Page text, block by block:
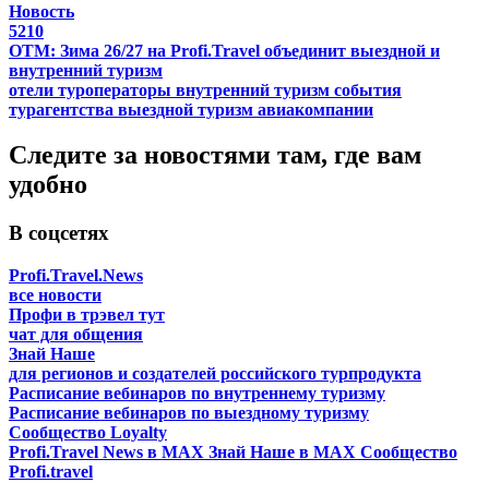
Новость
5210
ОТМ: Зима 26/27 на Profi.Travel объединит выездной и
внутренний туризм
отели туроператоры внутренний туризм события
турагентства выездной туризм авиакомпании
Следите за новостями там, где вам
удобно
В соцсетях
Profi.Travel.News
все новости
Профи в трэвел тут
чат для общения
Знай Наше
для регионов и создателей российского турпродукта
Расписание вебинаров по внутреннему туризму
Расписание вебинаров по выездному туризму
Сообщество Loyalty
Profi.Travel News в MAX Знай Наше в MAX Сообщество
Profi.travel